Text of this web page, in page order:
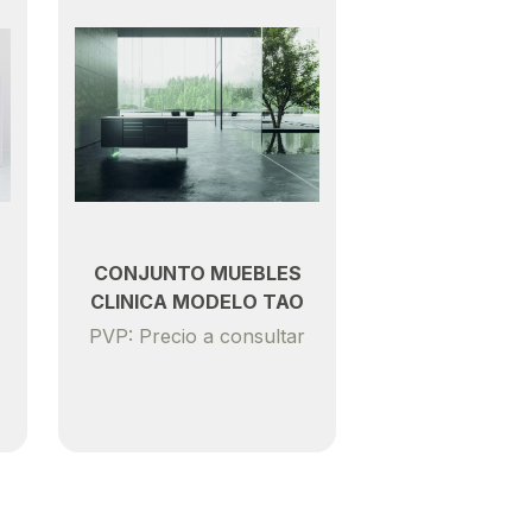
CONJUNTO MUEBLES
CLINICA MODELO TAO
PVP: Precio a consultar